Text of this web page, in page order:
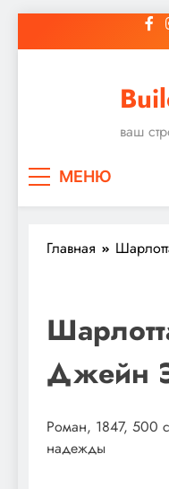
к
ваш
МЕНЮ
Главная
Джейн
Роман, 1847, 500
надежды